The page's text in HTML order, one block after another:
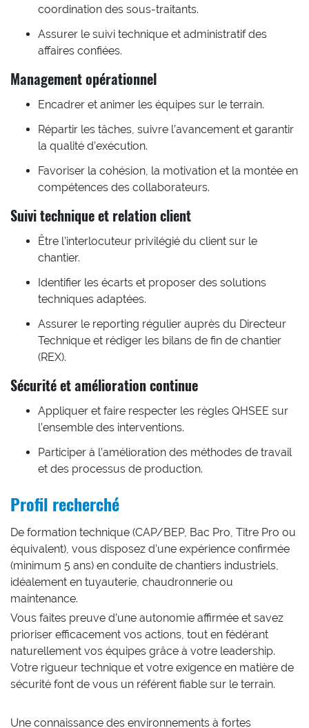
coordination des sous-traitants.
Assurer le suivi technique et administratif des
affaires confiées.
Management opérationnel
Encadrer et animer les équipes sur le terrain.
Répartir les tâches, suivre l’avancement et garantir
la qualité d’exécution.
Favoriser la cohésion, la motivation et la montée en
compétences des collaborateurs.
Suivi technique et relation client
Être l’interlocuteur privilégié du client sur le
chantier.
Identifier les écarts et proposer des solutions
techniques adaptées.
Assurer le reporting régulier auprès du Directeur
Technique et rédiger les bilans de fin de chantier
(REX).
Sécurité et amélioration continue
Appliquer et faire respecter les règles QHSEE sur
l’ensemble des interventions.
Participer à l’amélioration des méthodes de travail
et des processus de production.
Profil recherché
De formation technique (CAP/BEP, Bac Pro, Titre Pro ou
équivalent), vous disposez d’une expérience confirmée
(minimum 5 ans) en conduite de chantiers industriels,
idéalement en tuyauterie, chaudronnerie ou
maintenance.
Vous faites preuve d’une autonomie affirmée et savez
prioriser efficacement vos actions, tout en fédérant
naturellement vos équipes grâce à votre leadership.
Votre rigueur technique et votre exigence en matière de
sécurité font de vous un référent fiable sur le terrain.
Une connaissance des environnements à fortes